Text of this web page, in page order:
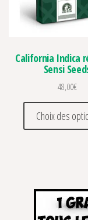
California Indica
Sensi
48,00€
Choix des